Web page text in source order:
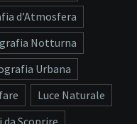
d’Atmosfera
Notturna
Urbana
Luce Naturale